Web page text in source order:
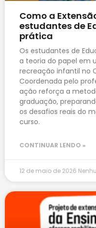
Como a
estudantes de
prática
Os estudantes de
a teoria do papel em
recreação infantil no
Coordenada pelo
ação reforça a
graduação,
os desafios reais do
curso.
CONTINUAR LENDO »
12 de maio de 2026